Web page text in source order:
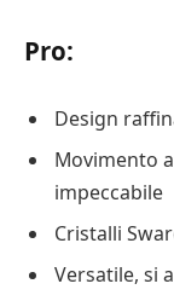
Pro:
Design
Movimento
impeccabile
Cristalli
Versatile, si